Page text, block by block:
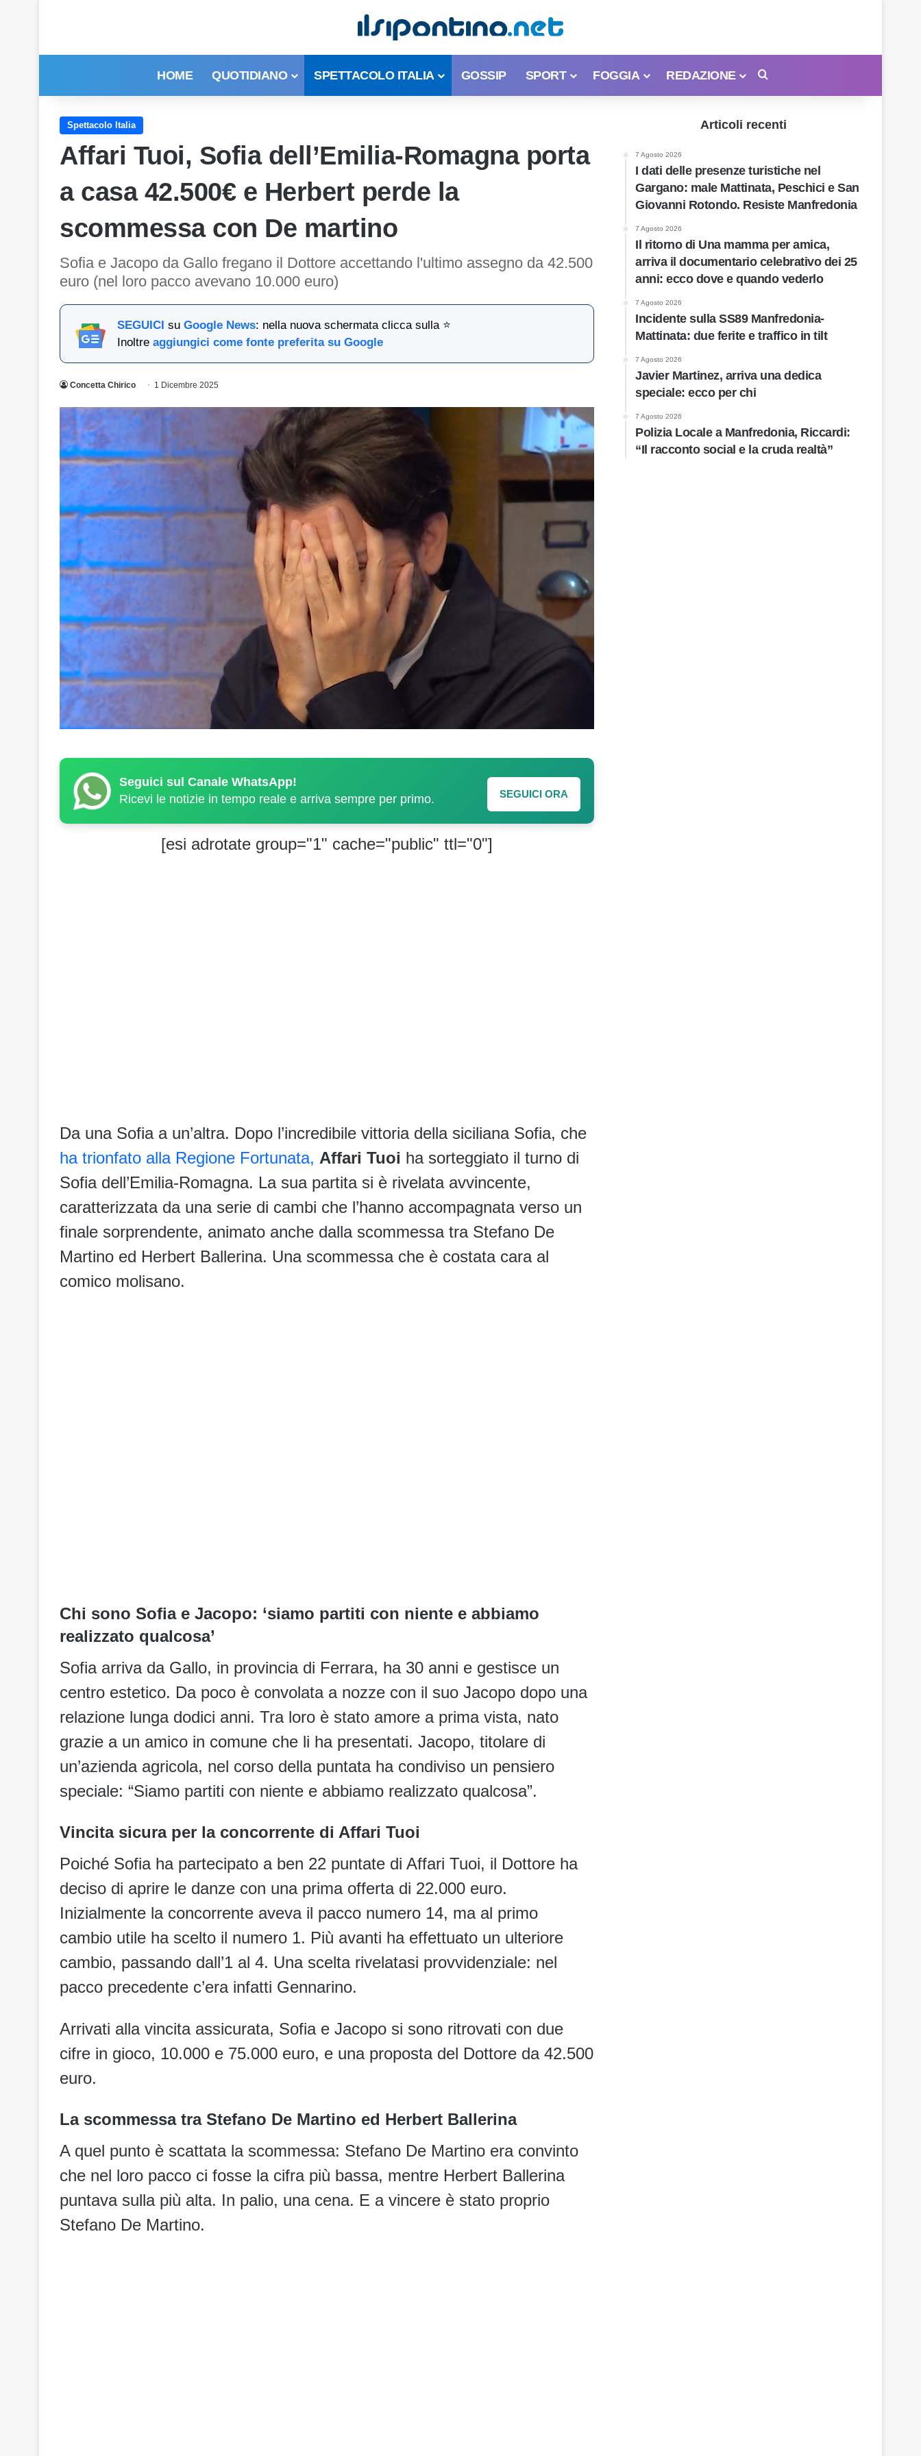
HOME QUOTIDIANO SPETTACOLO ITALIA GOSSIP SPORT FOGGIA REDAZIONE
Spettacolo Italia
Affari Tuoi, Sofia dell’Emilia-Romagna porta
a casa 42.500€ e Herbert perde la
scommessa con De martino
Sofia e Jacopo da Gallo fregano il Dottore accettando l'ultimo assegno da 42.500
euro (nel loro pacco avevano 10.000 euro)
SEGUICI su Google News: nella nuova schermata clicca sulla ⭐
Inoltre aggiungici come fonte preferita su Google
Concetta Chirico 1 Dicembre 2025
Seguici sul Canale WhatsApp!
Ricevi le notizie in tempo reale e arriva sempre per primo.
SEGUICI ORA
[esi adrotate group="1" cache="public" ttl="0"]
Da una Sofia a un’altra. Dopo l’incredibile vittoria della siciliana Sofia, che
ha trionfato alla Regione Fortunata, Affari Tuoi ha sorteggiato il turno di
Sofia dell’Emilia-Romagna. La sua partita si è rivelata avvincente,
caratterizzata da una serie di cambi che l’hanno accompagnata verso un
finale sorprendente, animato anche dalla scommessa tra Stefano De
Martino ed Herbert Ballerina. Una scommessa che è costata cara al
comico molisano.
Chi sono Sofia e Jacopo: ‘siamo partiti con niente e abbiamo
realizzato qualcosa’
Sofia arriva da Gallo, in provincia di Ferrara, ha 30 anni e gestisce un
centro estetico. Da poco è convolata a nozze con il suo Jacopo dopo una
relazione lunga dodici anni. Tra loro è stato amore a prima vista, nato
grazie a un amico in comune che li ha presentati. Jacopo, titolare di
un’azienda agricola, nel corso della puntata ha condiviso un pensiero
speciale: “Siamo partiti con niente e abbiamo realizzato qualcosa”.
Vincita sicura per la concorrente di Affari Tuoi
Poiché Sofia ha partecipato a ben 22 puntate di Affari Tuoi, il Dottore ha
deciso di aprire le danze con una prima offerta di 22.000 euro.
Inizialmente la concorrente aveva il pacco numero 14, ma al primo
cambio utile ha scelto il numero 1. Più avanti ha effettuato un ulteriore
cambio, passando dall’1 al 4. Una scelta rivelatasi provvidenziale: nel
pacco precedente c’era infatti Gennarino.
Arrivati alla vincita assicurata, Sofia e Jacopo si sono ritrovati con due
cifre in gioco, 10.000 e 75.000 euro, e una proposta del Dottore da 42.500
euro.
La scommessa tra Stefano De Martino ed Herbert Ballerina
A quel punto è scattata la scommessa: Stefano De Martino era convinto
che nel loro pacco ci fosse la cifra più bassa, mentre Herbert Ballerina
puntava sulla più alta. In palio, una cena. E a vincere è stato proprio
Stefano De Martino.
Articoli recenti
7 Agosto 2026
I dati delle presenze turistiche nel
Gargano: male Mattinata, Peschici e San
Giovanni Rotondo. Resiste Manfredonia
7 Agosto 2026
Il ritorno di Una mamma per amica,
arriva il documentario celebrativo dei 25
anni: ecco dove e quando vederlo
7 Agosto 2026
Incidente sulla SS89 Manfredonia-
Mattinata: due ferite e traffico in tilt
7 Agosto 2026
Javier Martinez, arriva una dedica
speciale: ecco per chi
7 Agosto 2026
Polizia Locale a Manfredonia, Riccardi:
“Il racconto social e la cruda realtà”